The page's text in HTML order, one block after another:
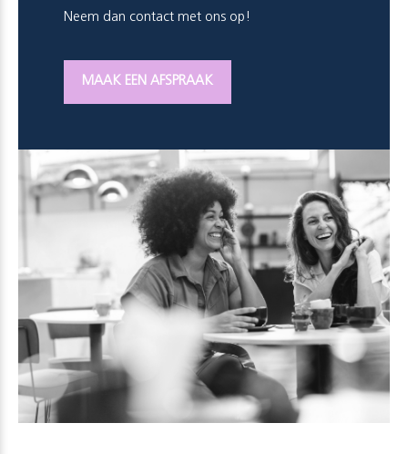
Neem dan contact met ons op!
MAAK EEN AFSPRAAK